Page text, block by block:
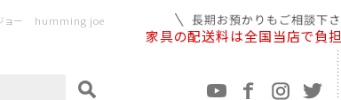
ジョー humming joe
家具の配送料は全国当店で負